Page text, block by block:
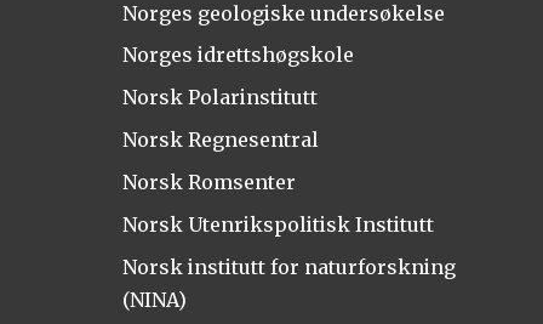
Norges geologiske undersøkelse
Norges idrettshøgskole
Norsk Polarinstitutt
Norsk Regnesentral
Norsk Romsenter
Norsk Utenrikspolitisk Institutt
Norsk institutt for naturforskning
(NINA)